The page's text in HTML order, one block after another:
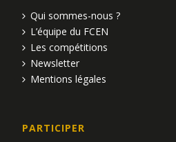
Qui sommes-nous ?
L’équipe du FCEN
Les compétitions
Newsletter
Mentions légales
PARTICIPER